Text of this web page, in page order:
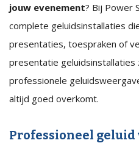
jouw evenement? Bij Power
complete geluidsinstallaties
presentaties, toespraken of
presentatie
professionele
altijd goed overkomt.
Professioneel